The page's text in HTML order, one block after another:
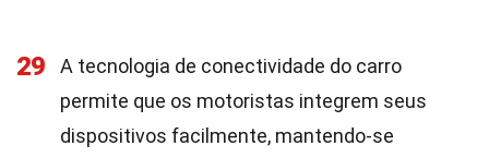
29
A tecnologia de conectividade do carro
permite que os motoristas integrem seus
dispositivos facilmente, mantendo-se